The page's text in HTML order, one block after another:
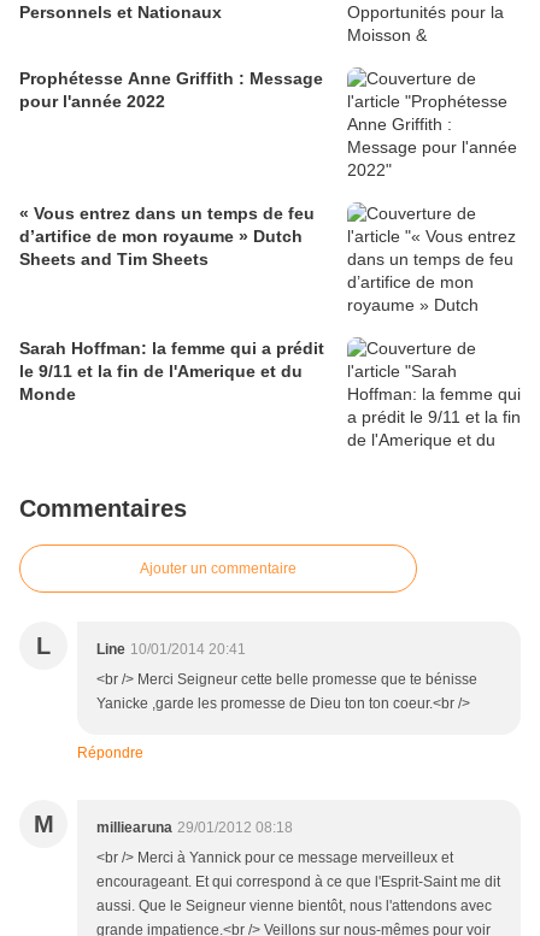
Personnels et Nationaux
Prophétesse Anne Griffith : Message
pour l'année 2022
« Vous entrez dans un temps de feu
d’artifice de mon royaume » Dutch
Sheets and Tim Sheets
Sarah Hoffman: la femme qui a prédit
le 9/11 et la fin de l'Amerique et du
Monde
Commentaires
Ajouter un commentaire
L Line 10/01/2014 20:41
<br /> Merci Seigneur cette belle promesse que te bénisse
Yanicke ,garde les promesse de Dieu ton ton coeur.<br />
Répondre
M milliearuna 29/01/2012 08:18
<br /> Merci à Yannick pour ce message merveilleux et
encourageant. Et qui correspond à ce que l'Esprit-Saint me dit
aussi. Que le Seigneur vienne bientôt, nous l'attendons avec
grande impatience.<br /> Veillons sur nous-mêmes pour voir